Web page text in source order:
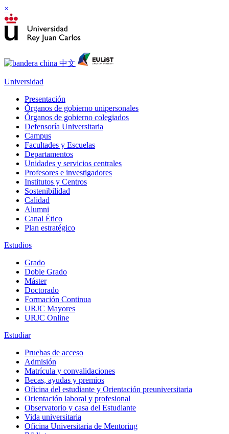
×
Universidad
Presentación
Órganos de gobierno unipersonales
Órganos de gobierno colegiados
Defensoría Universitaria
Campus
Facultades y Escuelas
Departamentos
Unidades y servicios centrales
Profesores e investigadores
Institutos y Centros
Sostenibilidad
Calidad
Alumni
Canal Ético
Plan estratégico
Estudios
Grado
Doble Grado
Máster
Doctorado
Formación Continua
URJC Mayores
URJC Online
Estudiar
Pruebas de acceso
Admisión
Matrícula y convalidaciones
Becas, ayudas y premios
Oficina del estudiante y Orientación preuniversitaria
Orientación laboral y profesional
Observatorio y casa del Estudiante
Vida universitaria
Oficina Universitaria de Mentoring